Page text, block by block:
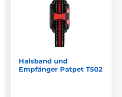
Halsband und
Empfänger Patpet T502